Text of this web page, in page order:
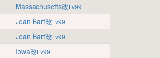
Massachusetts改Lv99
Jean Bart改Lv99
Jean Bart改Lv99
Iowa改Lv99